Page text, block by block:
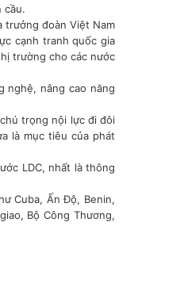
cầu.
trưởng đoàn Việt Nam
cạnh tranh quốc gia
trường cho các nước
nghệ, nâng cao năng
trọng nội lực đi đôi
là mục tiêu của phát
LDC, nhất là thông
Cuba, Ấn Độ, Benin,
Bộ Công Thương,